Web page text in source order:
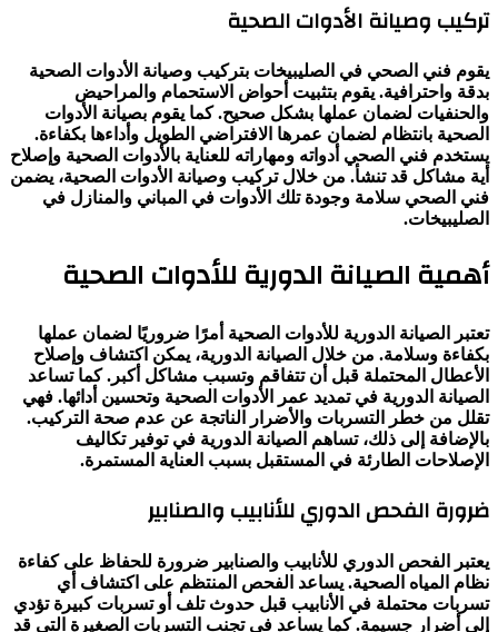
تركيب وصيانة الأدوات الصحية
يقوم فني الصحي في الصليبيخات بتركيب وصيانة الأدوات الصحية
بدقة واحترافية. يقوم بتثبيت أحواض الاستحمام والمراحيض
والحنفيات لضمان عملها بشكل صحيح. كما يقوم بصيانة الأدوات
الصحية بانتظام لضمان عمرها الافتراضي الطويل وأداءها بكفاءة.
يستخدم فني الصحي أدواته ومهاراته للعناية بالأدوات الصحية وإصلاح
أية مشاكل قد تنشأ. من خلال تركيب وصيانة الأدوات الصحية، يضمن
فني الصحي سلامة وجودة تلك الأدوات في المباني والمنازل في
الصليبيخات.
أهمية الصيانة الدورية للأدوات الصحية
تعتبر الصيانة الدورية للأدوات الصحية أمرًا ضروريًا لضمان عملها
بكفاءة وسلامة. من خلال الصيانة الدورية، يمكن اكتشاف وإصلاح
الأعطال المحتملة قبل أن تتفاقم وتسبب مشاكل أكبر. كما تساعد
الصيانة الدورية في تمديد عمر الأدوات الصحية وتحسين أدائها. فهي
تقلل من خطر التسربات والأضرار الناتجة عن عدم صحة التركيب.
بالإضافة إلى ذلك، تساهم الصيانة الدورية في توفير تكاليف
الإصلاحات الطارئة في المستقبل بسبب العناية المستمرة.
ضرورة الفحص الدوري للأنابيب والصنابير
يعتبر الفحص الدوري للأنابيب والصنابير ضرورة للحفاظ على كفاءة
نظام المياه الصحية. يساعد الفحص المنتظم على اكتشاف أي
تسربات محتملة في الأنابيب قبل حدوث تلف أو تسربات كبيرة تؤدي
إلى أضرار جسيمة. كما يساعد في تجنب التسربات الصغيرة التي قد